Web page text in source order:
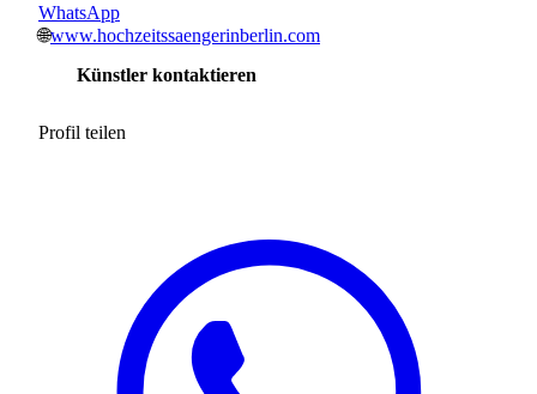
WhatsApp
🌐www.hochzeitssaengerinberlin.com
Künstler kontaktieren
Profil teilen